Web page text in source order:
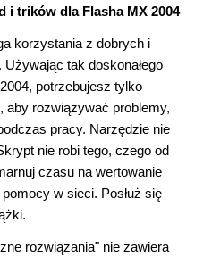
i trików dla Flasha MX 2004
korzystania z dobrych i
tak doskonałego
potrzebujesz tylko
aby rozwiązywać problemy,
pracy. Narzędzie nie
nie robi tego, czego od
czasu na wertowanie
w sieci. Posłuż się
rozwiązania" nie zawiera